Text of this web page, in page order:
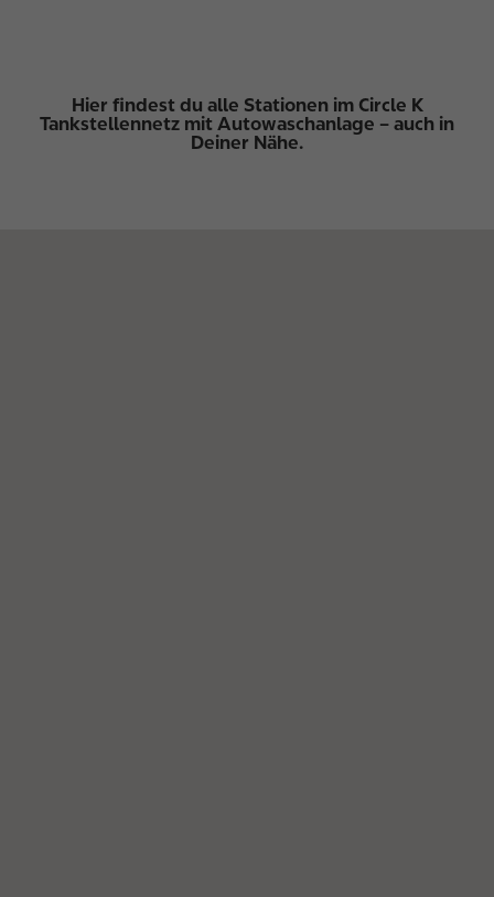
Hier findest du alle Stationen im Circle K
Tankstellennetz mit Autowaschanlage – auch in
Deiner Nähe.